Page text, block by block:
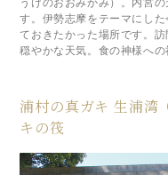
す。伊勢志摩をテーマにし
ておきたかった場所です。
穏やかな天気。食の神様へ
浦村の真ガキ 生浦湾
キの筏